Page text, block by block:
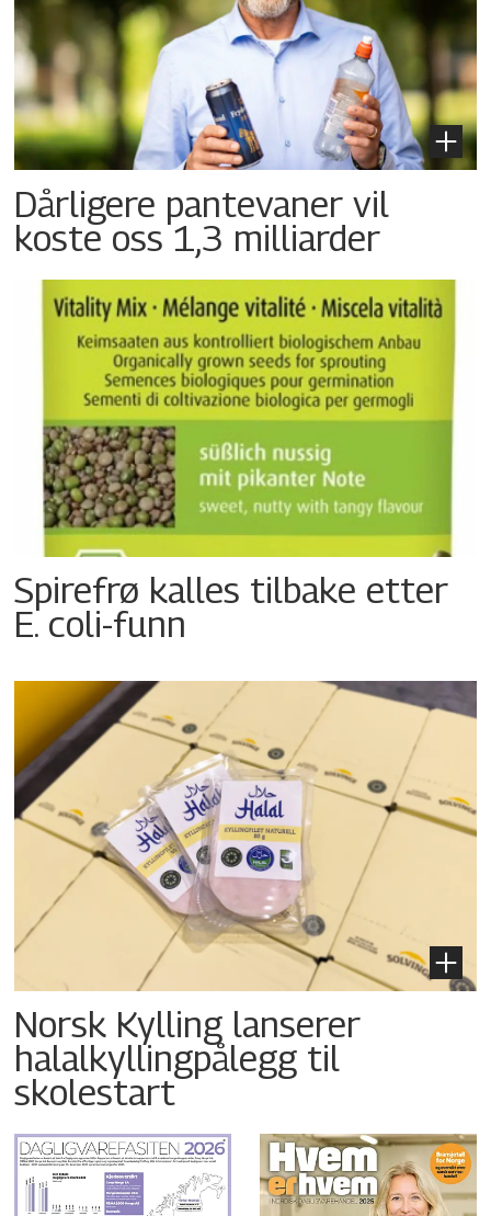
Dårligere pantevaner vil
koste oss 1,3 milliarder
Spirefrø kalles tilbake etter
E. coli-funn
Norsk Kylling lanserer
halalkyllingpålegg til
skolestart